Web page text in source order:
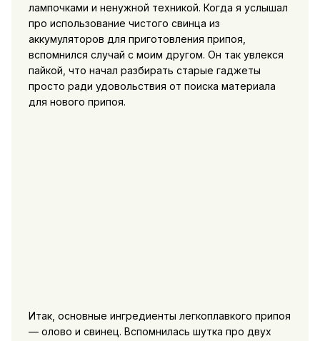
лампочками и ненужной техникой. Когда я услышал
про использование чистого свинца из
аккумуляторов для приготовления припоя,
вспомнился случай с моим другом. Он так увлекся
пайкой, что начал разбирать старые гаджеты
просто ради удовольствия от поиска материала
для нового припоя.
Итак, основные ингредиенты легкоплавкого припоя
— олово и свинец. Вспомнилась шутка про двух